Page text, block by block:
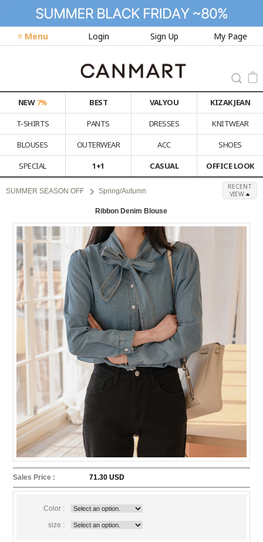
≡ Menu Login Sign Up My Page
NEW7% BEST VALYOU
KIZAK JEAN
T-SHIRTS
PANTS DRESSES
KNITWEAR
BLOUSES
OUTERWEAR ACC
SHOES
SPECIAL
1+1 CASUAL OFFICE LOOK
SUMMER SEASON OFF Spring/Autumn
RECENT
VIEW
Ribbon Denim Blouse
Sales Price : 71.30 USD
Color :
size :